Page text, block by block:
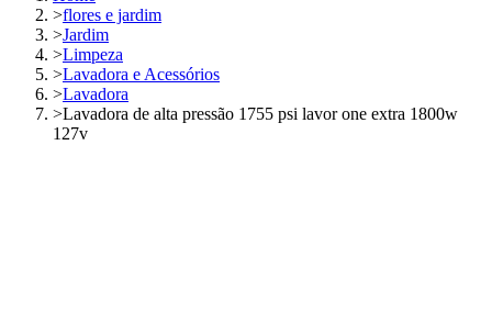
>flores e jardim
>Jardim
>Limpeza
>Lavadora e Acessórios
>Lavadora
>Lavadora de alta pressão 1755 psi lavor one extra 1800w
127v